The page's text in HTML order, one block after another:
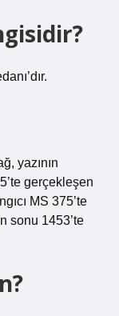
yazının
gerçekleşen
MS 375’te
sonu 1453’te